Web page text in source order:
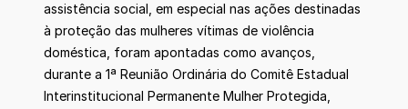
assistência social, em especial nas ações destinadas
à proteção das mulheres vítimas de violência
doméstica, foram apontadas como avanços,
durante a 1ª Reunião Ordinária do Comitê Estadual
Interinstitucional Permanente Mulher Protegida,